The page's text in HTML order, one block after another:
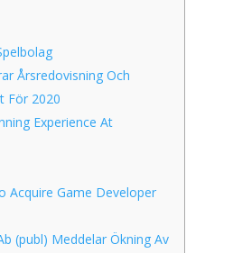
Årsredovisning Och
För 2020
Experience At
Acquire Game Developer
(publ) Meddelar Ökning Av